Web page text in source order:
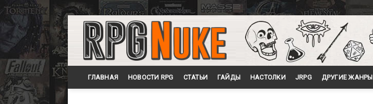
Skip
content
ГЛАВНАЯ НОВОСТИ RPG СТАТЬИ ГАЙДЫ НАСТОЛКИ JRPG ДРУГИЕ ЖАНРЫ